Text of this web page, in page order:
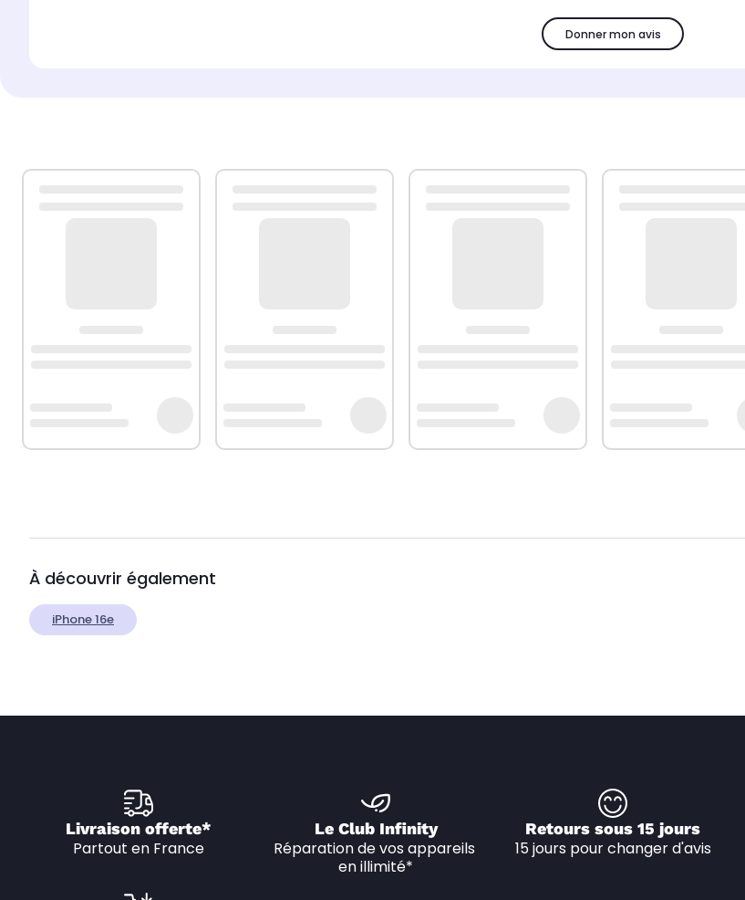
Donner mon avis
À découvrir également
iPhone 16e
Livraison offerte*
Partout en France
Le Club Infinity
Réparation de vos appareils
en illimité*
Retours sous 15 jours
15 jours pour changer d'avis